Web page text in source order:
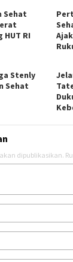
Sehat
RI
Stenly
Sehat
dipublikasikan.